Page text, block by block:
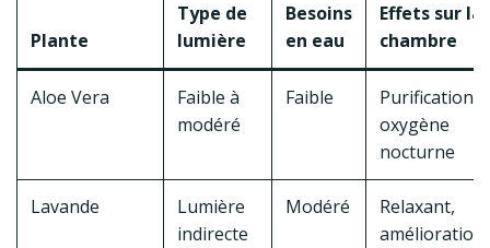
Plante
Type de
lumière
Besoins
en eau
Effets sur la
chambre
Aloe Vera
Faible à
modéré
Faible
Purification,
oxygène
nocturne
Lavande
Lumière
indirecte
Modéré
Relaxant,
amélioration